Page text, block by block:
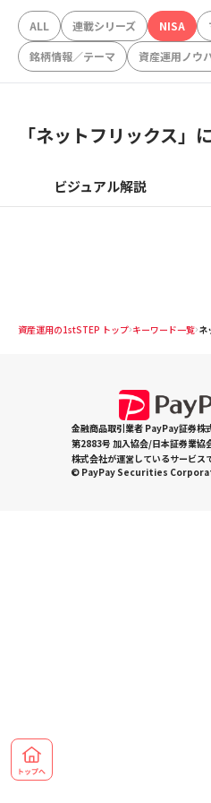
ALL 連載シリーズ NISA
銘柄情報／テーマ
資産運用ノウ
「ネットフリックス」
ビジュアル解説
資産運用の1stSTEP トップ キーワード一覧 ネ
金融商品取引業者 PayPay証券株
第2883号 加入協会/日本証券業
株式会社が運営しているサービス
© PayPay Securities